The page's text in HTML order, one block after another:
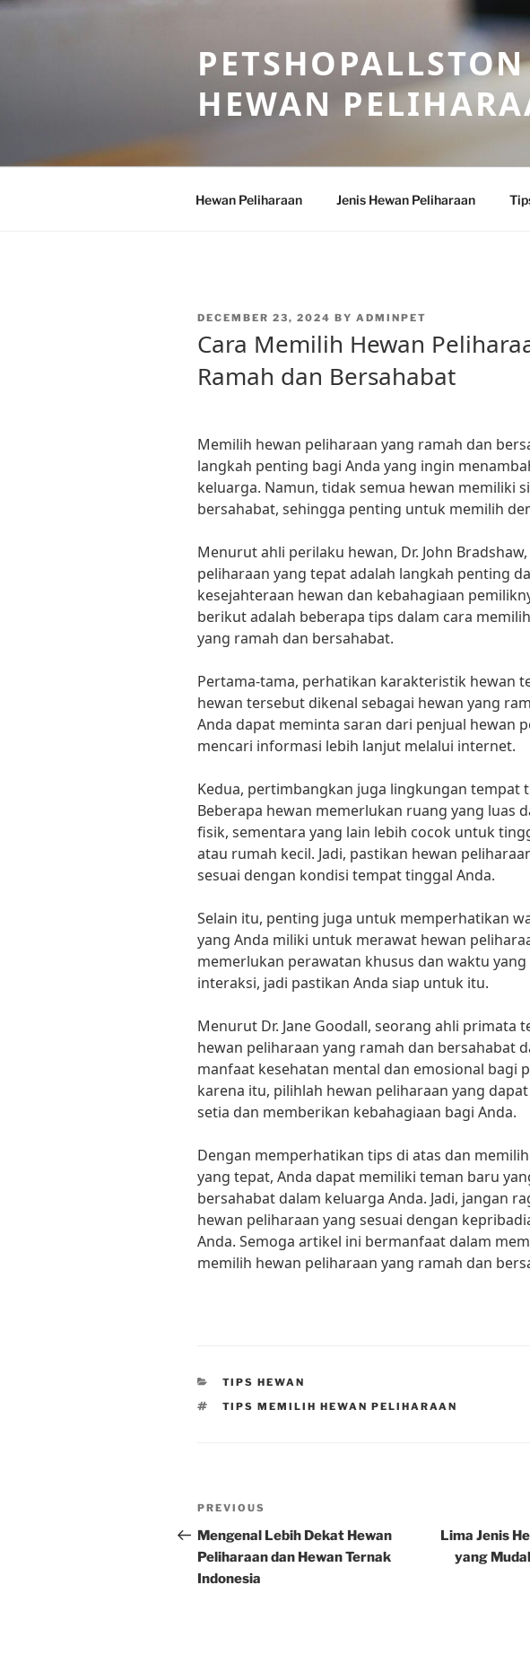
Skip
HEWAN
Hewan Peliharaan Jenis Hewan Peliharaan
POSTED
DECEMBER 23, 2024 BY ADMINPET
Cara Memilih Hewan
Ramah dan Bersahabat
Memilih hewan peliharaan yang ramah dan
langkah penting bagi Anda yang ingin
keluarga. Namun, tidak semua hewan memiliki
bersahabat, sehingga penting untuk memilih
Menurut ahli perilaku hewan, Dr. John
peliharaan yang tepat adalah langkah penting
kesejahteraan hewan dan kebahagiaan
berikut adalah beberapa tips dalam cara
yang ramah dan bersahabat.
Pertama-tama, perhatikan karakteristik hewan
hewan tersebut dikenal sebagai hewan yang
Anda dapat meminta saran dari penjual hewan
mencari informasi lebih lanjut melalui internet.
Kedua, pertimbangkan juga lingkungan tempat
Beberapa hewan memerlukan ruang yang luas
fisik, sementara yang lain lebih cocok untuk
atau rumah kecil. Jadi, pastikan hewan
sesuai dengan kondisi tempat tinggal Anda.
Selain itu, penting juga untuk memperhatikan
yang Anda miliki untuk merawat hewan
memerlukan perawatan khusus dan waktu
interaksi, jadi pastikan Anda siap untuk itu.
Menurut Dr. Jane Goodall, seorang ahli primata
hewan peliharaan yang ramah dan bersahabat
manfaat kesehatan mental dan emosional bagi
karena itu, pilihlah hewan peliharaan yang
setia dan memberikan kebahagiaan bagi Anda.
Dengan memperhatikan tips di atas dan
yang tepat, Anda dapat memiliki teman baru
bersahabat dalam keluarga Anda. Jadi, jangan
hewan peliharaan yang sesuai dengan
Anda. Semoga artikel ini bermanfaat dalam
memilih hewan peliharaan yang ramah dan
CATEGORIES
TIPS HEWAN
TAGS
TIPS MEMILIH HEWAN PELIHARAAN
Post
navigation
Previous
Post
PREVIOUS
Mengenal Lebih Dekat Hewan
Peliharaan dan Hewan Ternak
Indonesia
Lima Jenis
yang